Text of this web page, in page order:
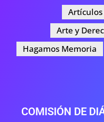
Arte y
Hagamos Memoria
COMISIÓN DE